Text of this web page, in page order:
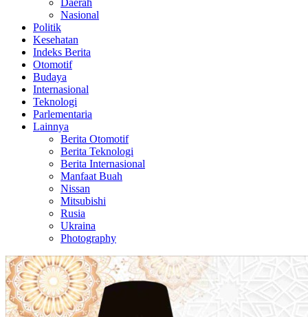
Daerah
Nasional
Politik
Kesehatan
Indeks Berita
Otomotif
Budaya
Internasional
Teknologi
Parlementaria
Lainnya
Berita Otomotif
Berita Teknologi
Berita Internasional
Manfaat Buah
Nissan
Mitsubishi
Rusia
Ukraina
Photography